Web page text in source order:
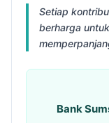
Setiap
berharga
Bank